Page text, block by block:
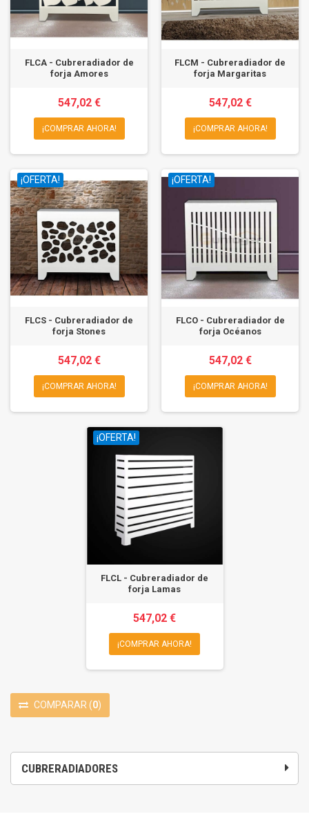
CUBRERADIADORES
FLCA - Cubreradiador de
forja Amores
547,02 €
¡COMPRAR AHORA!
FLCM - Cubreradiador de
forja Margaritas
547,02 €
¡COMPRAR AHORA!
¡OFERTA!
FLCS - Cubreradiador de
forja Stones
547,02 €
¡COMPRAR AHORA!
¡OFERTA!
FLCO - Cubreradiador de
forja Océanos
547,02 €
¡COMPRAR AHORA!
¡OFERTA!
FLCL - Cubreradiador de
forja Lamas
547,02 €
¡COMPRAR AHORA!
COMPARAR (0)